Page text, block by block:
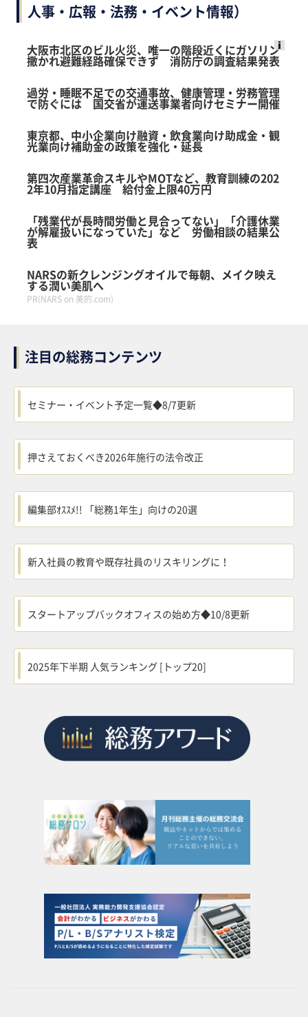
人事・広報・法務・イベント情報）
Ads
logly
大阪市北区のビル火災、唯一の階段近くにガソリン
撒かれ避難経路確保できず 消防庁の調査結果発表
過労・睡眠不足での交通事故、健康管理・労務管理
で防ぐには 国交省が運送事業者向けセミナー開催
東京都、中小企業向け融資・飲食業向け助成金・観
光業向け補助金の政策を強化・延長
第四次産業革命スキルやMOTなど、教育訓練の202
2年10月指定講座 給付金上限40万円
「残業代が長時間労働と見合ってない」「介護休業
が解雇扱いになっていた」など 労働相談の結果公
表
NARSの新クレンジングオイルで毎朝、メイク映え
する潤い美肌へ
PR(NARS on 美的.com)
注目の総務コンテンツ
セミナー・イベント予定一覧◆8/7更新
押さえておくべき2026年施行の法令改正
編集部ｵｽｽﾒ!! 「総務1年生」向けの20選
新入社員の教育や既存社員のリスキリングに！
スタートアップバックオフィスの始め方◆10/8更新
2025年下半期 人気ランキング [トップ20]